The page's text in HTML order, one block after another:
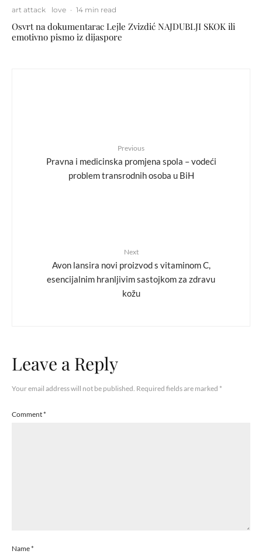
art attack love · 14 min read
Osvrt na dokumentarac Lejle Zvizdić NAJDUBLJI SKOK ili
emotivno pismo iz dijaspore
Previous
Pravna i medicinska promjena spola – vodeći
problem transrodnih osoba u BiH
Next
Avon lansira novi proizvod s vitaminom C,
esencijalnim hranljivim sastojkom za zdravu
kožu
Leave a Reply
Your email address will not be published. Required fields are marked *
Comment*
Name*